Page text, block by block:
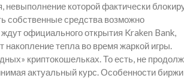
которой фактически
собственные средства возможно
официального открытия Kraken Bank,
тепла во время жаркой игры.
криптокошельках. То есть, не
актуальный курс. Особенности биржи